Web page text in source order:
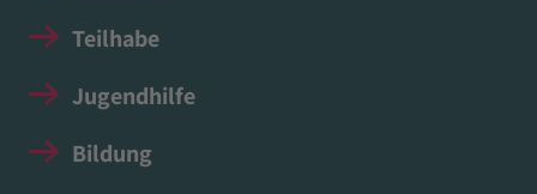
Teilhabe
Jugendhilfe
Bildung